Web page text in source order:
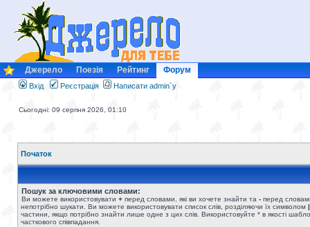
Джерело Поезія Рейтинг Форум
Вхід Реєстрація Написати admin`у
Сьогодні: 09 серпня 2026, 01:10
Початок
Пошук за ключовими словами:
Ви можете використовувати + перед словами, які ви хочете знайти та - перед
непотрібно шукати. Ви можете використовувати список слів, розділяючи їх символом |
частини, якщо потрібно знайти лише одне з цих слів. Використовуйте * в якості
часткового співпадання.